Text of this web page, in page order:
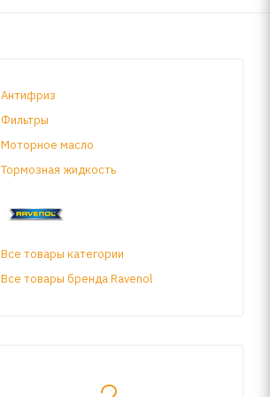
Антифриз
Фильтры
Моторное масло
Тормозная жидкость
Все товары категории
Все товары бренда Ravenol